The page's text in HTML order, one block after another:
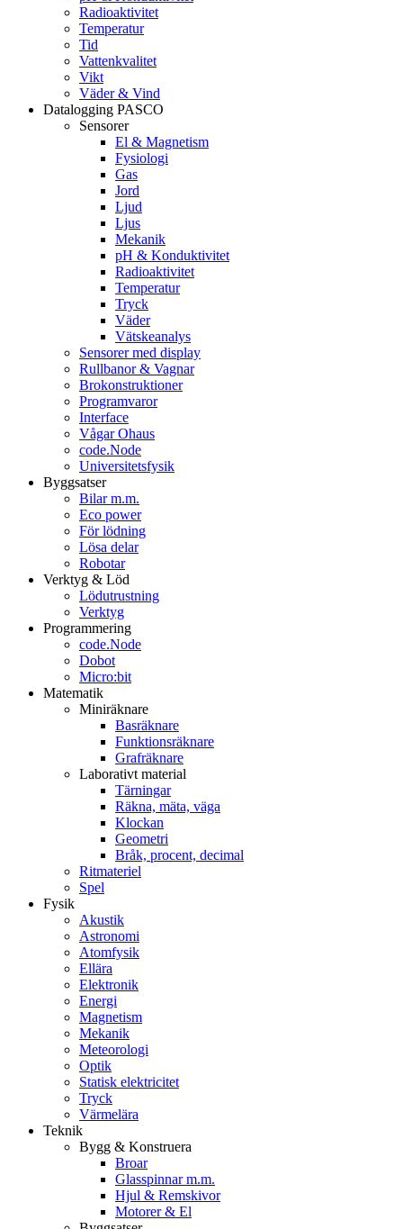
Radioaktivitet
Temperatur
Tid
Vattenkvalitet
Vikt
Väder & Vind
Datalogging PASCO
Sensorer
El & Magnetism
Fysiologi
Gas
Jord
Ljud
Ljus
Mekanik
pH & Konduktivitet
Radioaktivitet
Temperatur
Tryck
Väder
Vätskeanalys
Sensorer med display
Rullbanor & Vagnar
Brokonstruktioner
Programvaror
Interface
Vågar Ohaus
code.Node
Universitetsfysik
Byggsatser
Bilar m.m.
Eco power
För lödning
Lösa delar
Robotar
Verktyg & Löd
Lödutrustning
Verktyg
Programmering
code.Node
Dobot
Micro:bit
Matematik
Miniräknare
Basräknare
Funktionsräknare
Grafräknare
Laborativt material
Tärningar
Räkna, mäta, väga
Klockan
Geometri
Bråk, procent, decimal
Ritmateriel
Spel
Fysik
Akustik
Astronomi
Atomfysik
Ellära
Elektronik
Energi
Magnetism
Mekanik
Meteorologi
Optik
Statisk elektricitet
Tryck
Värmelära
Teknik
Bygg & Konstruera
Broar
Glasspinnar m.m.
Hjul & Remskivor
Motorer & El